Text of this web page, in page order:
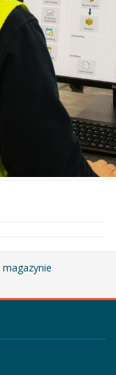
magazynie